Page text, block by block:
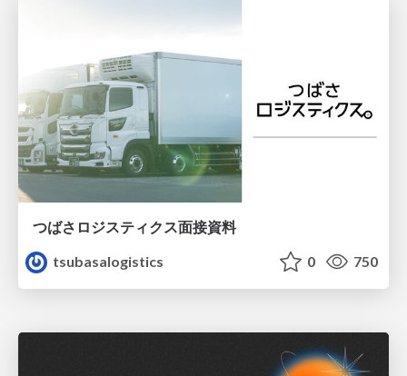
つばさロジスティクス面接資料
tsubasalogistics
0 750